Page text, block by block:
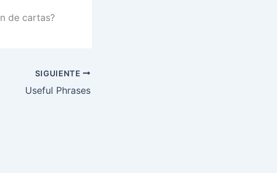
de cartas?
SIGUIENTE
Useful Phrases